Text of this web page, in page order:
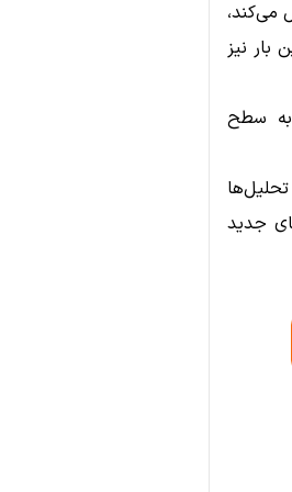
می‌کند،
بار نیز
به سطح
جدید